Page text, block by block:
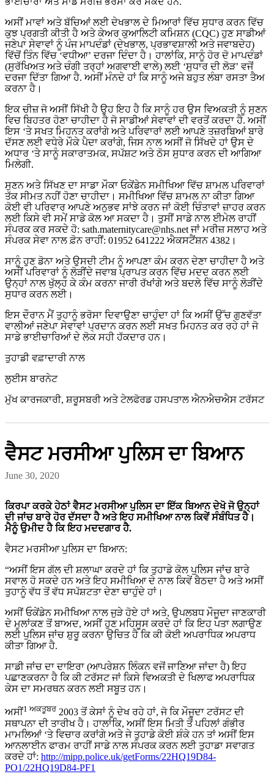
ਅਸੀਂ ਮਾਵਾਂ ਅਤੇ ਬੱਚਿਆਂ ਲਈ ਦੇਖਭਾਲ ਦੇ ਮਿਆਰਾਂ ਵਿੱਚ ਸੁਧਾਰ ਕਰਨ ਵਿੱਚ
ਕੁਝ ਪ੍ਰਗਤੀ ਕੀਤੀ ਹੈ ਅਤੇ ਕੇਅਰ ਕੁਆਲਿਟੀ ਕਮਿਸ਼ਨ (CQC) ਹੁਣ ਸਾਡੀਆਂ
ਜਣੇਪਾ ਸੇਵਾਵਾਂ ਨੂੰ ਪੰਜ ਮਾਪਦੰਡਾਂ (ਦੇਖਭਾਲ, ਪ੍ਰਭਾਵਸ਼ਾਲੀ ਅਤੇ ਜਵਾਬਦੇਹ)
ਵਿੱਚੋਂ ਤਿੰਨ ਵਿੱਚ ‘ਵਧੀਆ’ ਦਰਜਾ ਦਿੰਦਾ ਹੈ। ਹਾਲਾਂਕਿ, ਸਾਨੂੰ ਹੋਰ ਦੋ ਮਾਪਦੰਡਾਂ
(ਸੁਰੱਖਿਅਤ ਅਤੇ ਚੰਗੀ ਤਰ੍ਹਾਂ ਅਗਵਾਈ ਵਾਲੇ) ਲਈ ‘ਸੁਧਾਰ ਦੀ ਲੋੜ’ ਵਜੋਂ
ਦਰਜਾ ਦਿੱਤਾ ਗਿਆ ਹੈ. ਅਸੀਂ ਮੰਨਦੇ ਹਾਂ ਕਿ ਸਾਨੂੰ ਅਜੇ ਬਹੁਤ ਲੰਬਾ ਰਸਤਾ ਤੈਅ
ਕਰਨਾ ਹੈ।
ਇਕ ਚੀਜ਼ ਜੋ ਅਸੀਂ ਸਿੱਖੀ ਹੈ ਉਹ ਇਹ ਹੈ ਕਿ ਸਾਨੂੰ ਹਰ ਉਸ ਵਿਅਕਤੀ ਨੂੰ ਸੁਣਨ
ਵਿਚ ਬਿਹਤਰ ਹੋਣਾ ਚਾਹੀਦਾ ਹੈ ਜੋ ਸਾਡੀਆਂ ਸੇਵਾਵਾਂ ਦੀ ਵਰਤੋਂ ਕਰਦਾ ਹੈ. ਅਸੀਂ
ਇਸ ‘ਤੇ ਸਖਤ ਮਿਹਨਤ ਕਰਾਂਗੇ ਅਤੇ ਪਰਿਵਾਰਾਂ ਲਈ ਆਪਣੇ ਤਜ਼ਰਬਿਆਂ ਬਾਰੇ
ਦੱਸਣ ਲਈ ਵਧੇਰੇ ਮੌਕੇ ਪੈਦਾ ਕਰਾਂਗੇ, ਜਿਸ ਨਾਲ ਅਸੀਂ ਜੋ ਸਿੱਖਦੇ ਹਾਂ ਉਸ ਦੇ
ਅਧਾਰ ‘ਤੇ ਸਾਨੂੰ ਸਕਾਰਾਤਮਕ, ਸਪੱਸ਼ਟ ਅਤੇ ਠੋਸ ਸੁਧਾਰ ਕਰਨ ਦੀ ਆਗਿਆ
ਮਿਲੇਗੀ.
ਸੁਣਨ ਅਤੇ ਸਿੱਖਣ ਦਾ ਸਾਡਾ ਮੌਕਾ ਓਕੇਂਡੇਨ ਸਮੀਖਿਆ ਵਿੱਚ ਸ਼ਾਮਲ ਪਰਿਵਾਰਾਂ
ਤੱਕ ਸੀਮਤ ਨਹੀਂ ਹੋਣਾ ਚਾਹੀਦਾ। ਸਮੀਖਿਆ ਵਿੱਚ ਸ਼ਾਮਲ ਨਾ ਕੀਤਾ ਗਿਆ
ਕੋਈ ਵੀ ਪਰਿਵਾਰ ਆਪਣੇ ਅਨੁਭਵ ਸਾਂਝੇ ਕਰਨ ਜਾਂ ਕੋਈ ਚਿੰਤਾਵਾਂ ਜ਼ਾਹਰ ਕਰਨ
ਲਈ ਕਿਸੇ ਵੀ ਸਮੇਂ ਸਾਡੇ ਕੋਲ ਆ ਸਕਦਾ ਹੈ। ਤੁਸੀਂ ਸਾਡੇ ਨਾਲ ਈਮੇਲ ਰਾਹੀਂ
ਸੰਪਰਕ ਕਰ ਸਕਦੇ ਹੋ: sath.maternitycare@nhs.net ਜਾਂ ਮਰੀਜ਼ ਸਲਾਹ ਅਤੇ
ਸੰਪਰਕ ਸੇਵਾ ਨਾਲ ਫ਼ੋਨ ਰਾਹੀਂ: 01952 641222 ਐਕਸਟੈਂਸ਼ਨ 4382।
ਸਾਨੂੰ ਹੁਣ ਡੋਨਾ ਅਤੇ ਉਸਦੀ ਟੀਮ ਨੂੰ ਆਪਣਾ ਕੰਮ ਕਰਨ ਦੇਣਾ ਚਾਹੀਦਾ ਹੈ ਅਤੇ
ਅਸੀਂ ਪਰਿਵਾਰਾਂ ਨੂੰ ਲੋੜੀਂਦੇ ਜਵਾਬ ਪ੍ਰਾਪਤ ਕਰਨ ਵਿੱਚ ਮਦਦ ਕਰਨ ਲਈ
ਉਨ੍ਹਾਂ ਨਾਲ ਖੁੱਲ੍ਹ ਕੇ ਕੰਮ ਕਰਨਾ ਜਾਰੀ ਰੱਖਾਂਗੇ ਅਤੇ ਬਦਲੇ ਵਿੱਚ ਸਾਨੂੰ ਲੋੜੀਂਦੇ
ਸੁਧਾਰ ਕਰਨ ਲਈ।
ਇਸ ਦੌਰਾਨ ਮੈਂ ਤੁਹਾਨੂੰ ਭਰੋਸਾ ਦਿਵਾਉਣਾ ਚਾਹੁੰਦਾ ਹਾਂ ਕਿ ਅਸੀਂ ਉੱਚ ਗੁਣਵੱਤਾ
ਵਾਲੀਆਂ ਜਣੇਪਾ ਸੇਵਾਵਾਂ ਪ੍ਰਦਾਨ ਕਰਨ ਲਈ ਸਖਤ ਮਿਹਨਤ ਕਰ ਰਹੇ ਹਾਂ ਜੋ
ਸਾਡੇ ਭਾਈਚਾਰਿਆਂ ਦੇ ਲੋਕ ਸਹੀ ਹੱਕਦਾਰ ਹਨ।
ਤੁਹਾਡੀ ਵਫ਼ਾਦਾਰੀ ਨਾਲ
ਲੁਈਸ ਬਾਰਨੇਟ
ਮੁੱਖ ਕਾਰਜਕਾਰੀ, ਸ਼ਰੂਸਬਰੀ ਅਤੇ ਟੇਲਫੋਰਡ ਹਸਪਤਾਲ ਐਨਐਚਐਸ ਟਰੱਸਟ
ਵੈਸਟ ਮਰਸੀਆ ਪੁਲਿਸ ਦਾ ਬਿਆਨ
June 30, 2020
ਕਿਰਪਾ ਕਰਕੇ ਹੇਠਾਂ ਵੈਸਟ ਮਰਸੀਆ ਪੁਲਿਸ ਦਾ ਇੱਕ ਬਿਆਨ ਦੇਖੋ ਜੋ ਉਨ੍ਹਾਂ
ਦੀ ਜਾਂਚ ਬਾਰੇ ਹੋਰ ਦੱਸਦਾ ਹੈ ਅਤੇ ਇਹ ਸਮੀਖਿਆ ਨਾਲ ਕਿਵੇਂ ਸੰਬੰਧਿਤ ਹੈ।
ਮੈਨੂੰ ਉਮੀਦ ਹੈ ਕਿ ਇਹ ਮਦਦਗਾਰ ਹੈ.
ਵੈਸਟ ਮਰਸੀਆ ਪੁਲਿਸ ਦਾ ਬਿਆਨ:
“ਅਸੀਂ ਇਸ ਗੱਲ ਦੀ ਸ਼ਲਾਘਾ ਕਰਦੇ ਹਾਂ ਕਿ ਤੁਹਾਡੇ ਕੋਲ ਪੁਲਿਸ ਜਾਂਚ ਬਾਰੇ
ਸਵਾਲ ਹੋ ਸਕਦੇ ਹਨ ਅਤੇ ਇਹ ਸਮੀਖਿਆ ਦੇ ਨਾਲ ਕਿਵੇਂ ਬੈਠਦਾ ਹੈ ਅਤੇ ਅਸੀਂ
ਤੁਹਾਨੂੰ ਵੱਧ ਤੋਂ ਵੱਧ ਸਪੱਸ਼ਟਤਾ ਦੇਣਾ ਚਾਹੁੰਦੇ ਹਾਂ।
ਅਸੀਂ ਓਕੇਂਡੇਨ ਸਮੀਖਿਆ ਨਾਲ ਜੁੜੇ ਹੋਏ ਹਾਂ ਅਤੇ, ਉਪਲਬਧ ਮੌਜੂਦਾ ਜਾਣਕਾਰੀ
ਦੇ ਮੁਲਾਂਕਣ ਤੋਂ ਬਾਅਦ, ਅਸੀਂ ਹੁਣ ਮਹਿਸੂਸ ਕਰਦੇ ਹਾਂ ਕਿ ਇਹ ਪਤਾ ਲਗਾਉਣ
ਲਈ ਪੁਲਿਸ ਜਾਂਚ ਸ਼ੁਰੂ ਕਰਨਾ ਉਚਿਤ ਹੈ ਕਿ ਕੀ ਕੋਈ ਅਪਰਾਧਿਕ ਅਪਰਾਧ
ਕੀਤਾ ਗਿਆ ਹੈ.
ਸਾਡੀ ਜਾਂਚ ਦਾ ਦਾਇਰਾ (ਆਪਰੇਸ਼ਨ ਲਿੰਕਨ ਵਜੋਂ ਜਾਣਿਆ ਜਾਂਦਾ ਹੈ) ਇਹ
ਪਛਾਣਕਰਨਾ ਹੈ ਕਿ ਕੀ ਟਰੱਸਟ ਜਾਂ ਕਿਸੇ ਵਿਅਕਤੀ ਦੇ ਖਿਲਾਫ ਅਪਰਾਧਿਕ
ਕੇਸ ਦਾ ਸਮਰਥਨ ਕਰਨ ਲਈ ਸਬੂਤ ਹਨ।
ਅਸੀਂ1 ਅਕਤੂਬਰ 2003 ਤੋਂ ਕੇਸਾਂ ਨੂੰ ਦੇਖ ਰਹੇ ਹਾਂ, ਜੋ ਕਿ ਮੌਜੂਦਾ ਟਰੱਸਟ ਦੀ
ਸਥਾਪਨਾ ਦੀ ਤਾਰੀਖ ਹੈ। ਹਾਲਾਂਕਿ, ਅਸੀਂ ਇਸ ਮਿਤੀ ਤੋਂ ਪਹਿਲਾਂ ਗੰਭੀਰ
ਮਾਮਲਿਆਂ ‘ਤੇ ਵਿਚਾਰ ਕਰਾਂਗੇ ਅਤੇ ਜੇ ਤੁਹਾਡੇ ਕੋਈ ਸ਼ੰਕੇ ਹਨ ਤਾਂ ਅਸੀਂ ਇਸ
ਆਨਲਾਈਨ ਫਾਰਮ ਰਾਹੀਂ ਸਾਡੇ ਨਾਲ ਸੰਪਰਕ ਕਰਨ ਲਈ ਤੁਹਾਡਾ ਸਵਾਗਤ
ਕਰਦੇ ਹਾਂ: http://mipp.police.uk/getForms/22HQ19D84-
PO1/22HQ19D84-PF1